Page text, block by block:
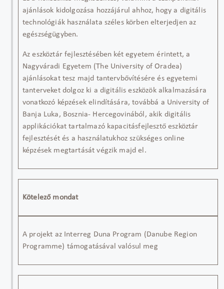
ajánlások kidolgozása hozzájárul ahhoz, hogy a digitális
technológiák használata széles körben elterjedjen az
egészségügyben.
Az eszköztár fejlesztésében két egyetem érintett, a
Nagyváradi Egyetem (The University ofOradea)
ajánlásokat tesz majd tantervbővítésére és egyetemi
tanterveket dolgozki a digitális eszközök alkalmazására
vonatkozó képzések elindítására, továbbá a University of
Banja Luka, Bosznia- Hercegovinából, akik digitális
applikációkat tartalmazó kapacitásfejlesztő eszköztár
fejlesztését és a használatukhoz szükséges online
képzések megtartását végzik majd el.
Kötelező mondat
A projekt az Interreg Duna Program (Danube Region
Programme) támogatásával valósul meg